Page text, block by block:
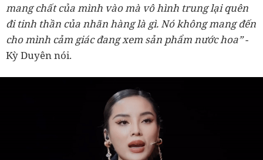
mang chất của mình vào mà vô hình trung lại quên
đi tinh thần của nhãn hàng là gì. Nó không mang đến
cho mình cảm giác đang xem sản phẩm nước hoa”-
Kỳ Duyên nói.